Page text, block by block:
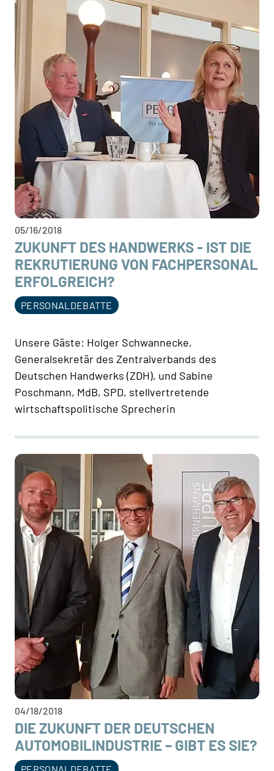
05/16/2018
ZUKUNFT DES HANDWERKS - IST DIE
REKRUTIERUNG VON FACHPERSONAL
ERFOLGREICH?
PERSONALDEBATTE
Unsere Gäste: Holger Schwannecke,
Generalsekretär des Zentralverbands des
Deutschen Handwerks (ZDH), und Sabine
Poschmann, MdB, SPD, stellvertretende
wirtschaftspolitische Sprecherin
04/18/2018
DIE ZUKUNFT DER DEUTSCHEN
AUTOMOBILINDUSTRIE – GIBT ES SIE?